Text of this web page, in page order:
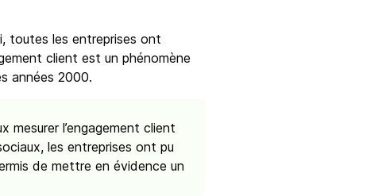
toutes les entreprises ont
client est un phénomène
années 2000.
l’engagement client
les entreprises ont pu
de mettre en évidence un